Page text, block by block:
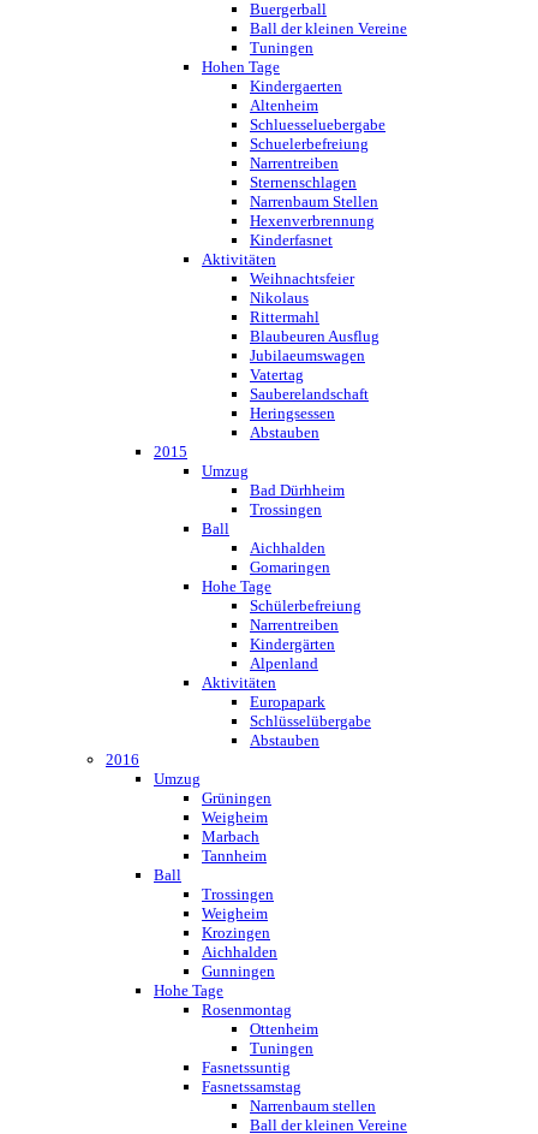
Buergerball
Ball der kleinen Vereine
Tuningen
Hohen Tage
Kindergaerten
Altenheim
Schluesseluebergabe
Schuelerbefreiung
Narrentreiben
Sternenschlagen
Narrenbaum Stellen
Hexenverbrennung
Kinderfasnet
Aktivitäten
Weihnachtsfeier
Nikolaus
Rittermahl
Blaubeuren Ausflug
Jubilaeumswagen
Vatertag
Sauberelandschaft
Heringsessen
Abstauben
2015
Umzug
Bad Dürhheim
Trossingen
Ball
Aichhalden
Gomaringen
Hohe Tage
Schülerbefreiung
Narrentreiben
Kindergärten
Alpenland
Aktivitäten
Europapark
Schlüsselübergabe
Abstauben
2016
Umzug
Grüningen
Weigheim
Marbach
Tannheim
Ball
Trossingen
Weigheim
Krozingen
Aichhalden
Gunningen
Hohe Tage
Rosenmontag
Ottenheim
Tuningen
Fasnetssuntig
Fasnetssamstag
Narrenbaum stellen
Ball der kleinen Vereine